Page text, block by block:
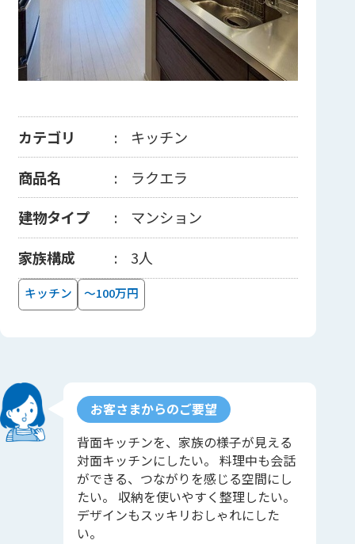
カテゴリ
キッチン
商品名
ラクエラ
建物タイプ
マンション
家族構成
3人
キッチン ～100万円
お客さまからのご要望
背面キッチンを、家族の様子が見える
対面キッチンにしたい。 料理中も会話
ができる、つながりを感じる空間にし
たい。 収納を使いやすく整理したい。
デザインもスッキリおしゃれにした
い。